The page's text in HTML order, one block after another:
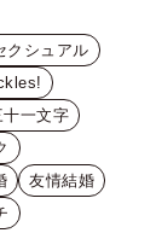
クシュアル
十一文字
友情結婚